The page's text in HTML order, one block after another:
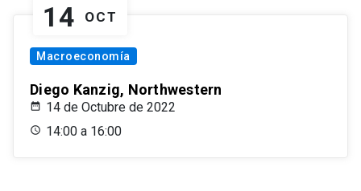
14 OCT
Macroeconomía
Diego Kanzig, Northwestern
14 de Octubre de 2022
14:00 a 16:00